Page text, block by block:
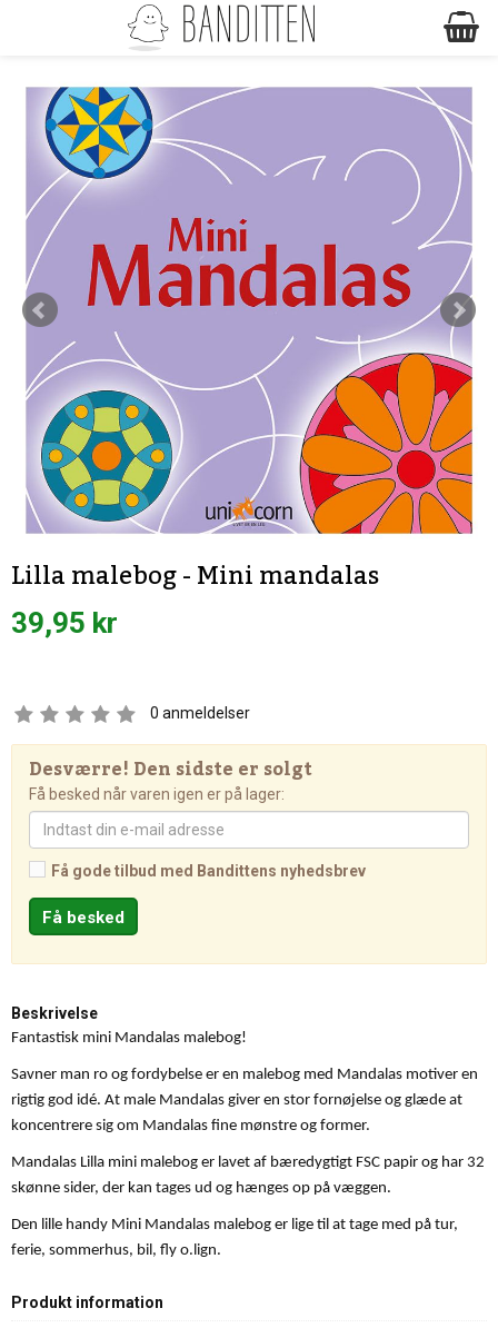
Lilla malebog - Mini mandalas
39,95 kr
0 anmeldelser
Desværre! Den sidste er solgt
Få besked når varen igen er på lager:
Få gode tilbud med Bandittens nyhedsbrev
Beskrivelse
Fantastisk mini Mandalas malebog!
Savner man ro og fordybelse er en malebog med Mandalas motiver en
rigtig god idé. At male Mandalas giver en stor fornøjelse og glæde at
koncentrere sig om Mandalas fine mønstre og former.
Mandalas Lilla mini malebog er lavet af bæredygtigt FSC papir og har 32
skønne sider, der kan tages ud og hænges op på væggen.
Den lille handy Mini Mandalas malebog er lige til at tage med på tur,
ferie, sommerhus, bil, fly o.lign.
Produkt information